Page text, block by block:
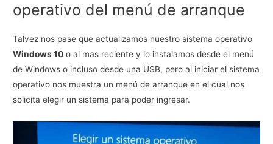
operativo del menú de arranque
Talvez nos pase que actualizamos nuestro sistema operativo
Windows 10 o al mas reciente y lo instalamos desde el menú
de Windows o incluso desde una USB, pero al iniciar el sistema
operativo nos muestra un menú de arranque en el cual nos
solicita elegir un sistema para poder ingresar.